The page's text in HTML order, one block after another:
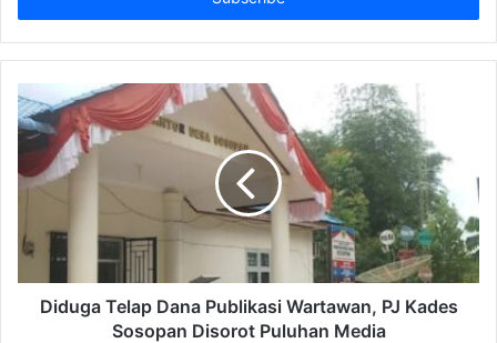
Diduga Telap Dana Publikasi Wartawan, PJ Kades
Sosopan Disorot Puluhan Media